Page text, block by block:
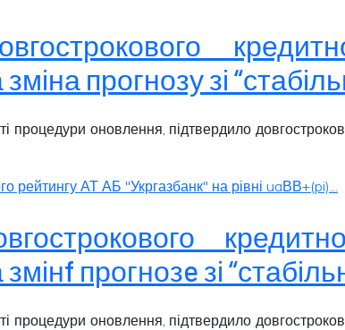
прогнозу зі
процедури оновлення, підтвердило
рейтингу АТ АБ "Укргазбанк" на рівні uaВВ+(pi)...
прогнозe зі
процедури оновлення, підтвердило